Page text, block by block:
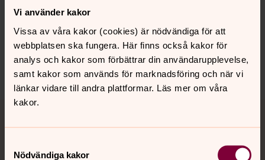
Vi använder kakor
Vissa av våra kakor (cookies) är nödvändiga för att
webbplatsen ska fungera. Här finns också kakor för
analys och kakor som förbättrar din användarupplevelse,
samt kakor som används för marknadsföring och när vi
länkar vidare till andra plattformar. Läs mer om våra
kakor.
Nödvändiga kakor
Synpunkter eller frågor på sidans
innehåll?
norrkoping@svenskakyrkan.se
Dela
Tillbaka till toppen
Tillbaka till innehållet